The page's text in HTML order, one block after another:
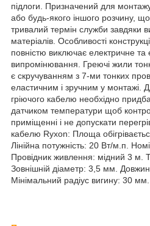
підлоги. Призначений для
або будь-якого іншого розчину,
тривалий термін служби завдяки
матеріалів. Особливості
повністю виключає електричне та
випромінювання. Греючі жили
є скручуванням з 7-ми тонких
еластичним і зручним у монтажі.
гріючого кабелю необхідно
датчиком температури щоб
приміщенні і не допускати
кабелю Ryxon: Площа
Лінійна потужність: 20 Вт/м.п.
Провідник живлення: мідний 3 м.
Зовнішній діаметр: 3,5 мм.
Мінімальний радіус вигину: 30 мм.